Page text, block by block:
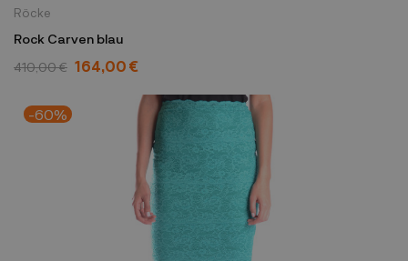
Röcke
Rock Carven blau
410,00 € 164,00 €
-60%